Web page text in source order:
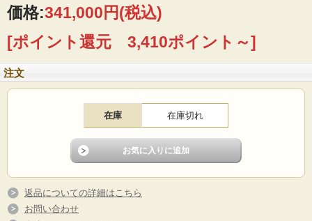
価格:341,000円(税込)
[ポイント還元 3,410ポイント～]
注文
在庫 在庫切れ
返品についての詳細はこちら
お問い合わせ